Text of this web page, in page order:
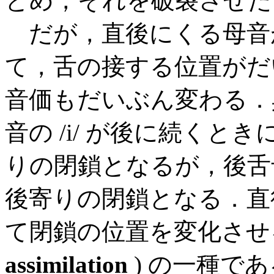
だが，直後にくる母
て，舌の接する位置が
音価もだいぶん変わる
音の /i/ が後に続くとき
りの閉鎖となるが，後
後寄りの閉鎖となる．
て閉鎖の位置を変化さ
assimilation ) の一種で